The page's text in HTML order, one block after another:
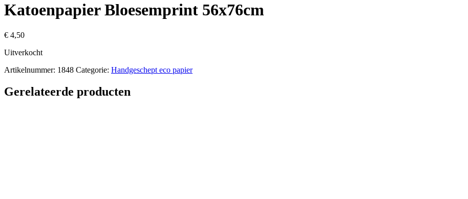
Katoenpapier Bloesemprint 56x76cm
€ 4,50
Uitverkocht
Artikelnummer: 1848 Categorie: Handgeschept eco papier
Gerelateerde producten